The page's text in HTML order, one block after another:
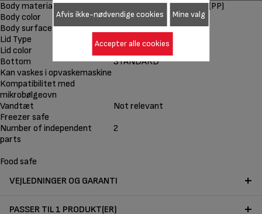
Body material
Plastic - Polypropylenex (PP)
Body color
RØD
Body surface finish
Opaque - High Gloss
Lid Type
CLIP-FRESHNESS SEAL
Lid color
Bottom
STANDARD
Kan vaskes i opvaskemaskine
Kompatibilitet med
mikrobølgeovn
Vandtæt
Not relevant
Freezer safe
Number of independent
parts
2
Food safe
VEJLEDNINGER OG GARANTI
PASSER TIL 1 PRODUKT(ER)
Afvis ikke-nødvendige cookies Mine valg
Accepter alle cookies